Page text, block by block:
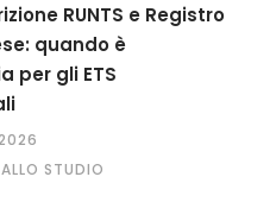
RUNTS e Registro
quando è
per gli ETS
STUDIO